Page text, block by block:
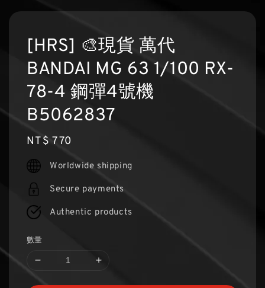
[HRS] 🎨現貨 萬代
BANDAI MG 63 1/100 RX-
78-4 鋼彈4號機
B5062837
Regular
price
NT$ 770
Worldwide shipping
Secure payments
Authentic products
數量